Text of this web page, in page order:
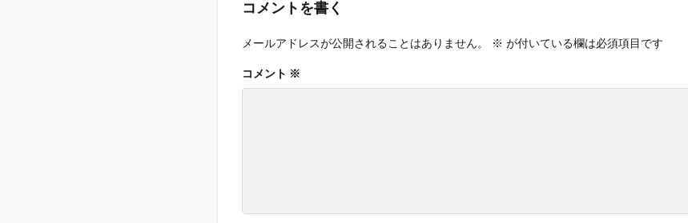
コメントを書く
メールアドレスが公開されることはありません。 ※ が付いている欄は必須項目です
コメント ※